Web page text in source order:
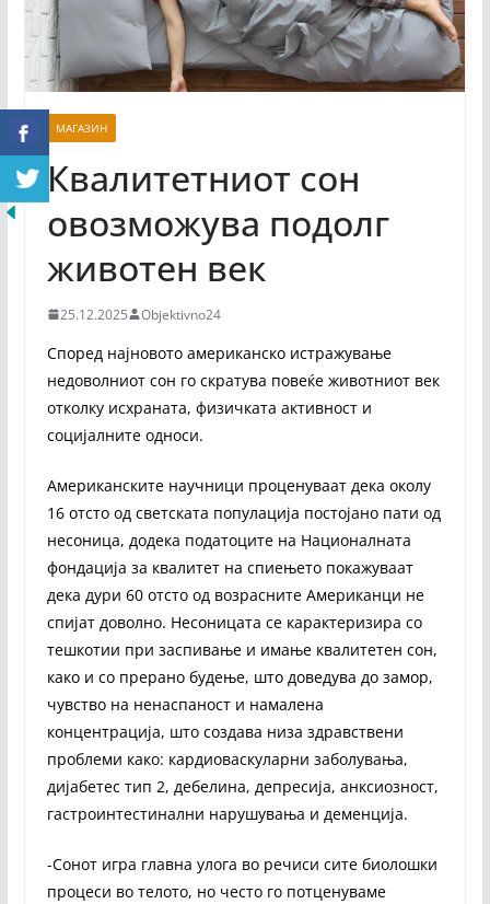
МАГАЗИН
Квалитетниот сон
овозможува подолг
животен век
25.12.2025 Objektivno24
Според најновото американско истражување
недоволниот сон го скратува повеќе животниот век
отколку исхраната, физичката активност и
социјалните односи.
Американските научници проценуваат дека околу
16 отсто од светската популација постојано пати од
несоница, додека податоците на Националната
фондација за квалитет на спиењето покажуваат
дека дури 60 отсто од возрасните Американци не
спијат доволно. Несоницата се карактеризира со
тешкотии при заспивање и имање квалитетен сон,
како и со прерано будење, што доведува до замор,
чувство на ненаспаност и намалена
концентрација, што создава низа здравствени
проблеми како: кардиоваскуларни заболувања,
дијабетес тип 2, дебелина, депресија, анксиозност,
гастроинтестинални нарушувања и деменција.
-Сонот игра главна улога во речиси сите биолошки
процеси во телото, но често го потценуваме